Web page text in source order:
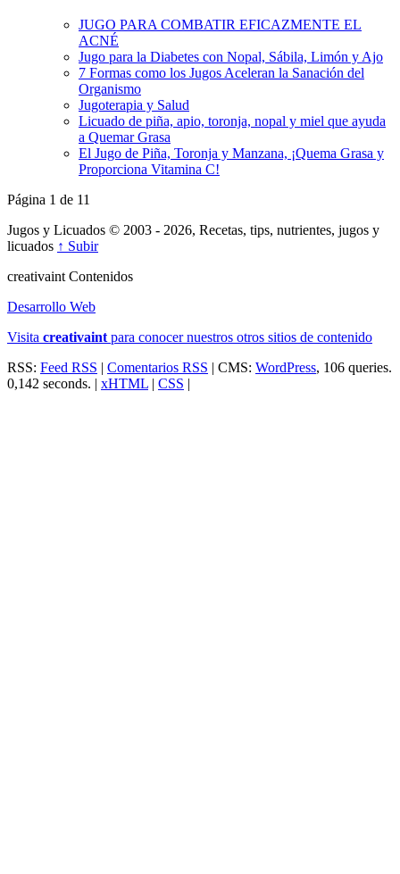
JUGO PARA COMBATIR EFICAZMENTE EL
ACNÉ
Jugo para la Diabetes con Nopal, Sábila, Limón y Ajo
7 Formas como los Jugos Aceleran la Sanación del
Organismo
Jugoterapia y Salud
Licuado de piña, apio, toronja, nopal y miel que ayuda
a Quemar Grasa
El Jugo de Piña, Toronja y Manzana, ¡Quema Grasa y
Proporciona Vitamina C!
Página 1 de 11
Jugos y Licuados © 2003 - 2026, Recetas, tips, nutrientes, jugos y
licuados ↑ Subir
creativaint Contenidos
Desarrollo Web
Visita creativaint para conocer nuestros otros sitios de contenido
RSS: Feed RSS | Comentarios RSS | CMS: WordPress, 106 queries.
0,142 seconds. | xHTML | CSS |